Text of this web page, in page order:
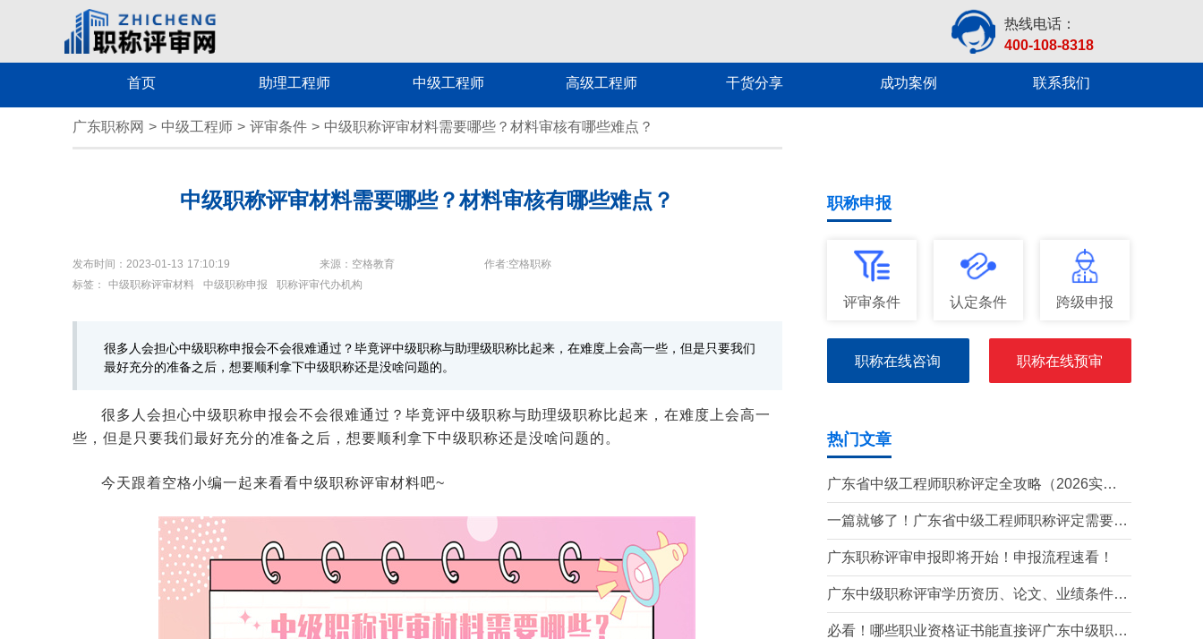
热线电话：
400-108-8318
首页 助理工程师 中级工程师 高级工程师 干货分享 成功案例 联系我们
广东职称网 > 中级工程师 > 评审条件 > 中级职称评审材料需要哪些？材料审核有哪些难点？
中级职称评审材料需要哪些？材料审核有哪些难点？
发布时间：2023-01-13 17:10:19 来源：空格教育
作者:空格职称
标签： 中级职称评审材料 中级职称申报 职称评审代办机构
很多人会担心中级职称申报会不会很难通过？毕竟评中级职称与助理级职称比起来，在难度上会高一些，但是只要我们
最好充分的准备之后，想要顺利拿下中级职称还是没啥问题的。
很多人会担心中级职称申报会不会很难通过？毕竟评中级职称与助理级职称比起来，在难度上会高一
些，但是只要我们最好充分的准备之后，想要顺利拿下中级职称还是没啥问题的。
今天跟着空格小编一起来看看中级职称评审材料吧~
职称申报
评审条件 认定条件 跨级申报
职称在线咨询 职称在线预审
热门文章
广东省中级工程师职称评定全攻略（2026实操
版）
一篇就够了！广东省中级工程师职称评定需要准
备哪些材料？
广东职称评审申报即将开始！申报流程速看！
广东中级职称评审学历资历、论文、业绩条件！
这三个很重要！
必看！哪些职业资格证书能直接评广东中级职